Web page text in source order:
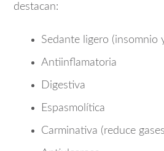
destacan:
Sedante ligero (insomnio
Antiinflamatoria
Digestiva
Espasmolítica
Carminativa (reduce